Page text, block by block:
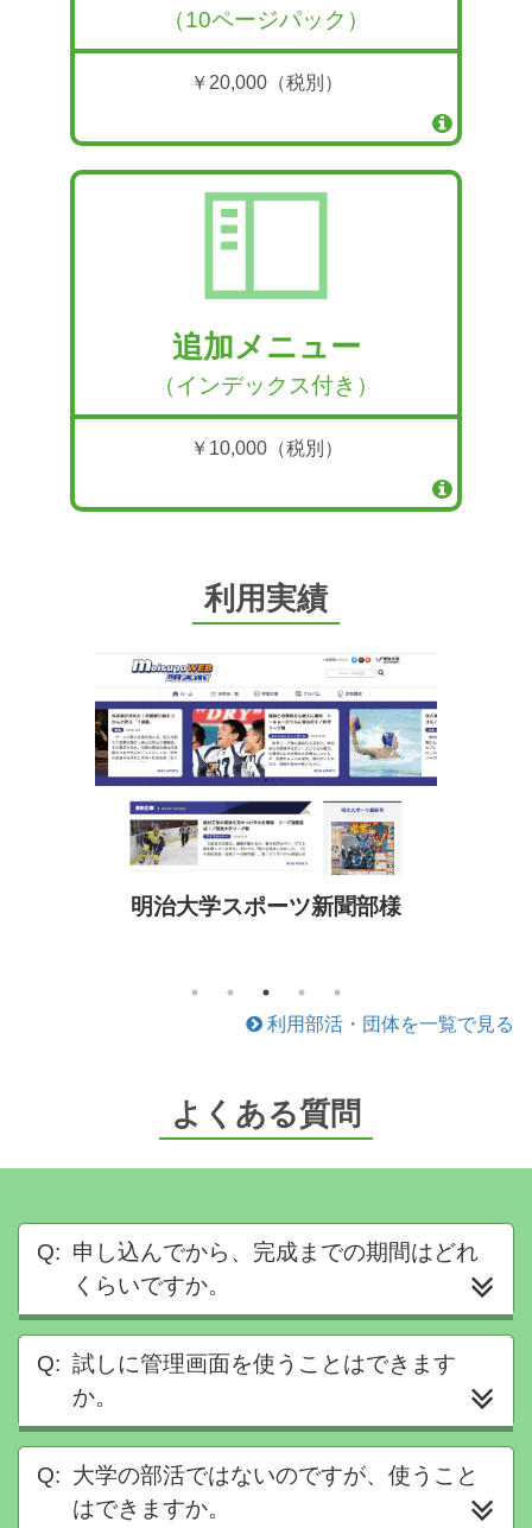
（10ページパック）
￥20,000（税別）
追加メニュー
（インデックス付き）
￥10,000（税別）
利用実績
桐蔭横浜大学男子柔道部様
利用部活・団体を一覧で見る
よくある質問
申し込んでから、完成までの期間はどれ
くらいですか。
試しに管理画面を使うことはできます
か。
大学の部活ではないのですが、使うこと
はできますか。